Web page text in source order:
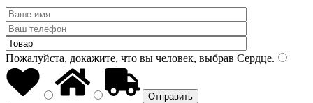
Пожалуйста, докажите, что вы человек, выбрав Сердце.